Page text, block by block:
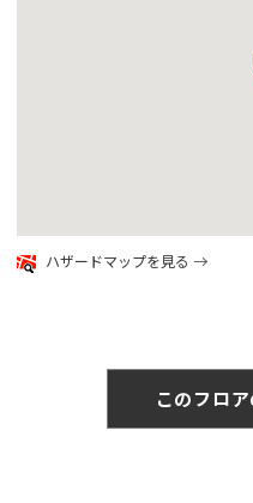
ハザードマップを見る
このフロ